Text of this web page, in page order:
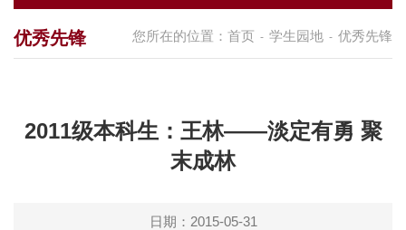
您所在的位置： 首页 - 学生园地 - 优秀先锋
优秀先锋
2011级本科生：王林——淡定有勇 聚
末成林
日期：2015-05-31